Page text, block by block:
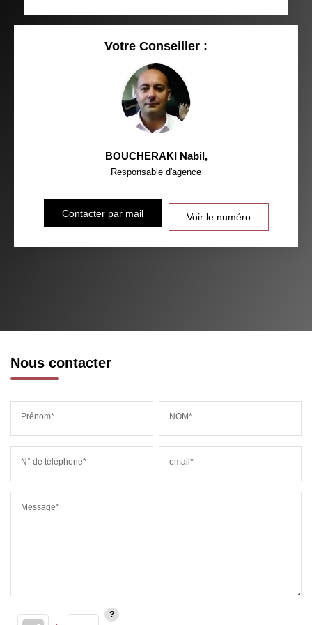
RESTAURANTS ET CAFÉS COMMERCES
Votre Conseiller :
BOUCHERAKI Nabil,
Responsable d'agence
Contacter par mail Voir le numéro
Nous contacter
Prénom* NOM*
N° de téléphone* email*
Message*